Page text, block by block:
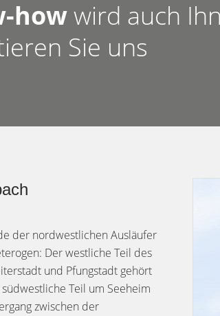
howwird auch
Sie uns
der nordwestlichen Ausläufer
Der westliche Teil des
und Pfungstadt gehört
Teil um Seeheim
zwischen der